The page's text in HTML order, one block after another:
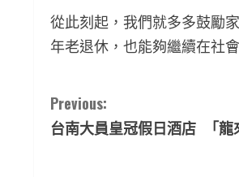
從此刻起，我們就多多鼓勵
年老退休，也能夠繼續在社
C
o
Previous:
台南大員皇冠假日酒店 「龍